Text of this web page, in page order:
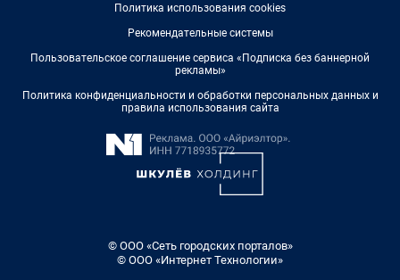
Политика использования cookies
Рекомендательные системы
Пользовательское соглашение сервиса «Подписка без баннерной
рекламы»
Политика конфиденциальности и обработки персональных данных и
правила использования сайта
© ООО «Сеть городских порталов»
© ООО «Интернет Технологии»